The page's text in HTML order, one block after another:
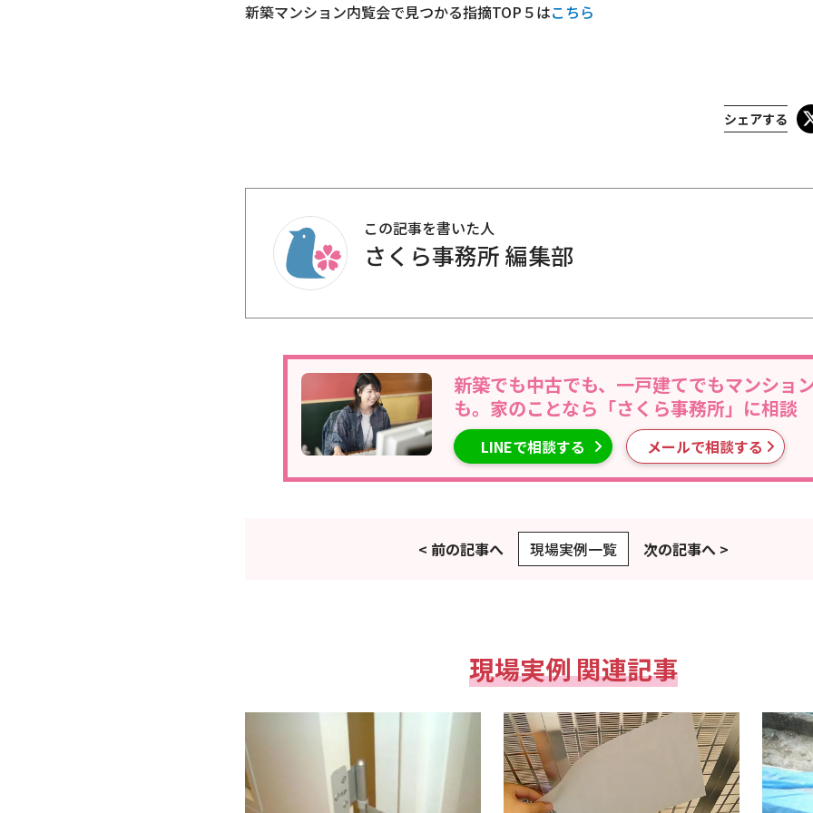
新築マンション内覧会で見つかる指摘TOP５はこちら
シェアする
この記事を書いた人
さくら事務所 編集部
新築でも中古でも、一戸建てでもマンショ
も。家のことなら「さくら事務所」に相談
LINEで相談する メールで相談する
< 前の記事へ 現場実例一覧 次の記事へ >
現場実例 関連記事